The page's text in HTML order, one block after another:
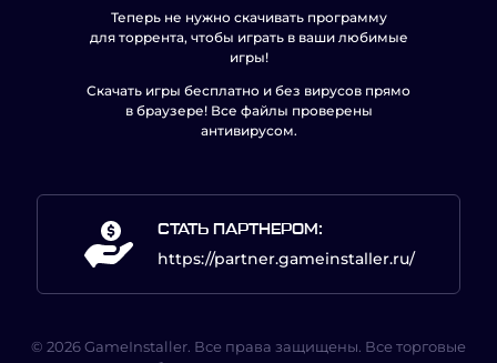
Теперь не нужно скачивать программу
для торрента, чтобы играть в ваши любимые
игры!
Скачать игры бесплатно и без вирусов прямо
в браузере! Все файлы проверены
антивирусом.
СТАТЬ ПАРТНЕРОМ:
https://partner.gameinstaller.ru/
© 2026 GameInstaller. Все права защищены. Все торговые